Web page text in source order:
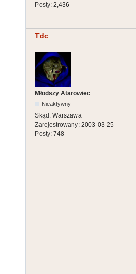
Posty: 2,436
Tdc
Młodszy Atarowiec
Nieaktywny
Skąd: Warszawa
Zarejestrowany: 2003-03-25
Posty: 748